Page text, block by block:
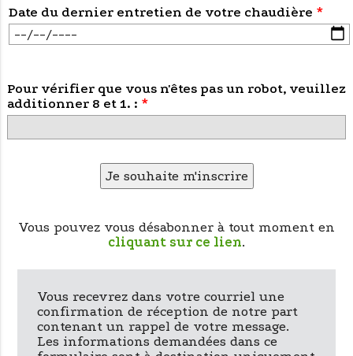
Champ
obligatoire
Date du dernier entretien de votre chaudière *
Pour vérifier que vous n'êtes pas un robot, veuillez
additionner 8 et 1. : *
Vous pouvez vous désabonner à tout moment en
cliquant sur ce lien.
Vous recevrez dans votre courriel une
confirmation de réception de notre part
contenant un rappel de votre message.
Les informations demandées dans ce